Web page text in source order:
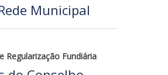
Municipal
Regularização Fundiária